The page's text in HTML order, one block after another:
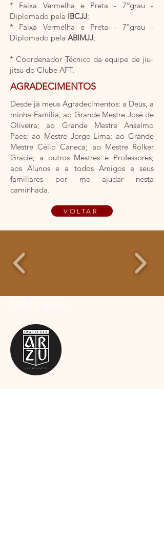
* Faixa Vermelha e Preta - 7ºgrau -
Diplomado pela IBCJJ;
* Faixa Vermelha e Preta - 7ºgrau -
Diplomado pela ABIMJJ;
* Coordenador Técnico da equipe de jiu-
jitsu do Clube AFT.
AGRADECIMENTOS
Desde já meus Agradecimentos: a Deus, a
minha Família, ao Grande Mestre José de
Oliveira; ao Grande Mestre Anselmo
Paes; ao Mestre Jorge Lima; ao Grande
Mestre Célio Caneca; ao Mestre Rolker
Gracie; a outros Mestres e Professores;
aos Alunos e a todos Amigos e seus
familiares por me ajudar nesta
caminhada.
VOLTAR